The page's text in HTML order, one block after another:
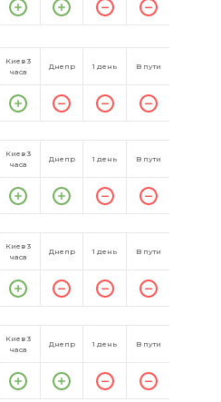
Киев 3
часа
Днепр 1 день В пути
Киев 3
часа
Днепр 1 день В пути
Киев 3
часа
Днепр 1 день В пути
Киев 3
часа
Днепр 1 день В пути